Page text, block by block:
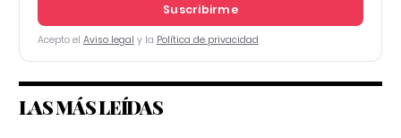
Suscribirme
Acepto el Aviso legal y la Política de privacidad
LAS MÁS LEÍDAS